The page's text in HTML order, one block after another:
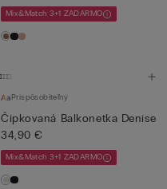
Mix&Match 3+1 ZADARMO
Prispôsobiteľný
Čipkovaná Balkonetka Denise
34,90 €
Mix&Match 3+1 ZADARMO